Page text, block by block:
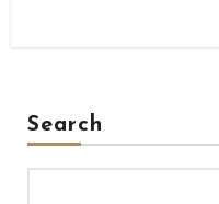
Search